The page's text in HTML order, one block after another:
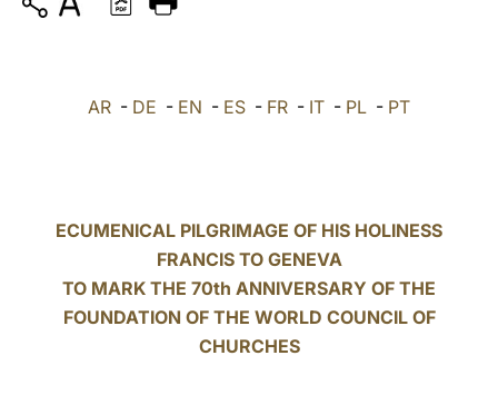
AR - DE - EN - ES - FR - IT - PL - PT
ECUMENICAL PILGRIMAGE OF HIS HOLINESS
FRANCIS TO GENEVA
TO MARK THE 70th ANNIVERSARY OF THE
FOUNDATION OF THE WORLD COUNCIL OF
CHURCHES